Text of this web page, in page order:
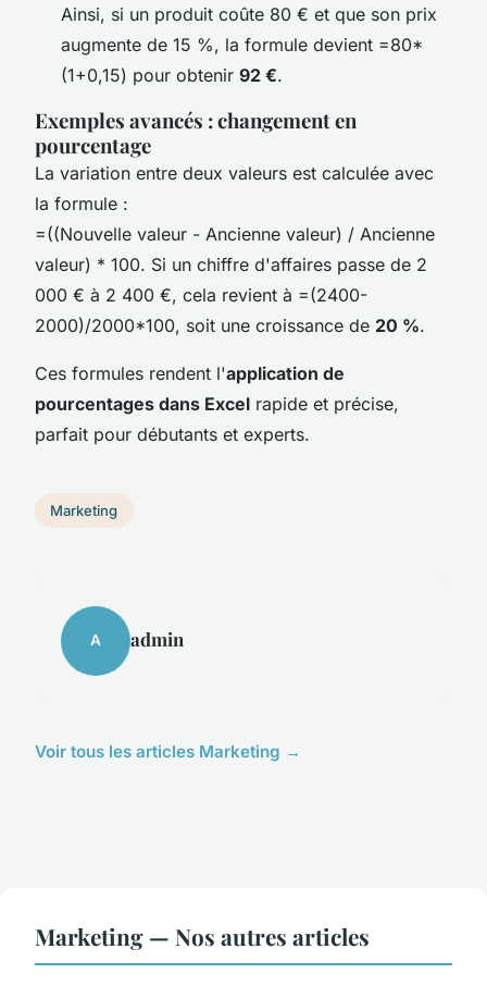
Ainsi, si un produit coûte 80 € et que son prix
augmente de 15 %, la formule devient =80*
(1+0,15) pour obtenir 92 €.
Exemples avancés : changement en
pourcentage
La variation entre deux valeurs est calculée avec
la formule :
=((Nouvelle valeur - Ancienne valeur) / Ancienne
valeur) * 100. Si un chiffre d'affaires passe de 2
000 € à 2 400 €, cela revient à =(2400-
2000)/2000*100, soit une croissance de 20 %.
Ces formules rendent l'application de
pourcentages dans Excel rapide et précise,
parfait pour débutants et experts.
Marketing
A admin
Voir tous les articles Marketing →
Marketing — Nos autres articles